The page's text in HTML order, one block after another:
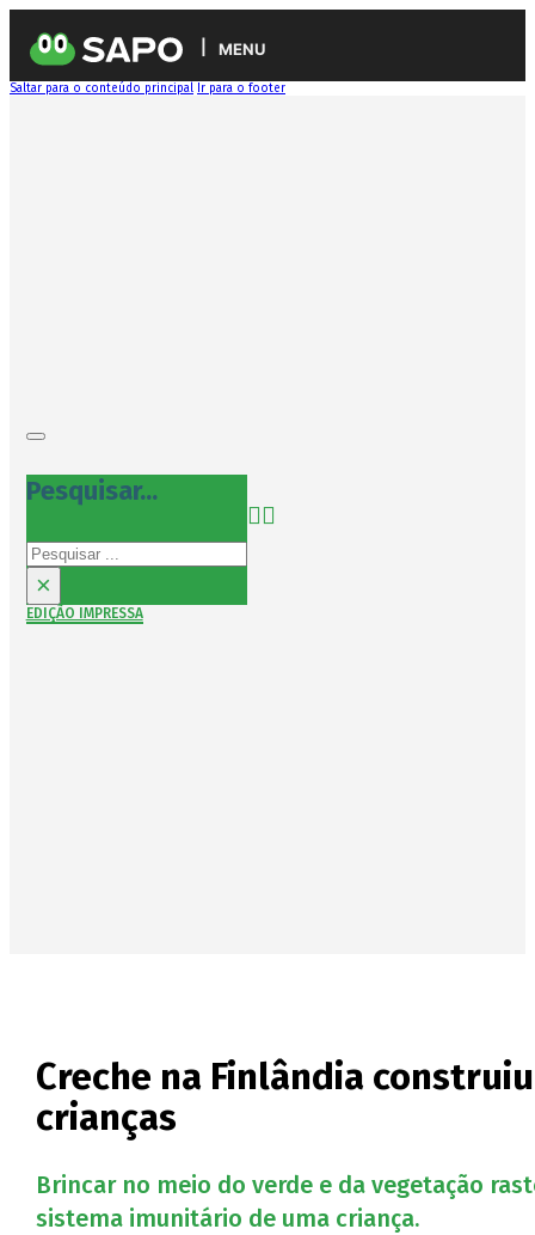
MENU
Saltar para o conteúdo principal Ir para o footer
Pesquisar...
Pesquisar
×
EDIÇÃO IMPRESSA
Creche na Finlândia
crianças
Brincar no meio do verde e da vegetação
sistema imunitário de uma criança.